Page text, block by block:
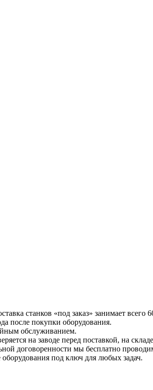
станков «под заказ» занимает всего
после покупки оборудования.
обслуживанием.
на заводе перед поставкой, на
договоренности мы бесплатно
под ключ для любых задач.